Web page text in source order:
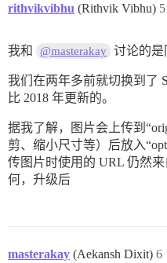
rithvikvibhu (Rithvik Vibhu) 5
我和 @masterakay 讨论的是
我们在两年多前就切换到了
比 2018 年更新的。
据我了解，图片会上传到
剪、缩小尺寸等）后放入
传图片时使用的 URL 仍然
何，升级后
masterakay (Aekansh Dixit) 6